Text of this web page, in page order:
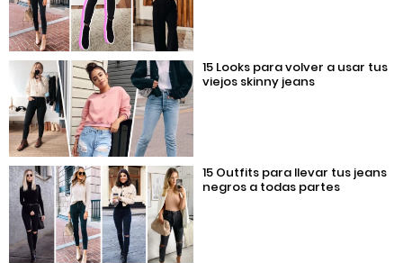
15 Looks para volver a usar tus
viejos skinny jeans
15 Outfits para llevar tus jeans
negros a todas partes